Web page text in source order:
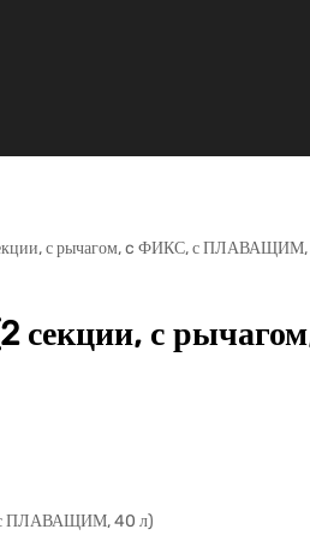
с рычагом, c ФИКС, с
(2 секции, с
с ПЛАВАЩИМ, 40 л)